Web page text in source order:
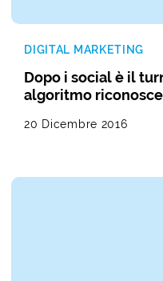
DIGITAL MARKETING
Dopo i social è il
algoritmo
20 Dicembre 2016